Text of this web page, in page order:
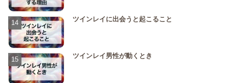
ツインレイに出会うと起こること
ツインレイ男性が動くとき